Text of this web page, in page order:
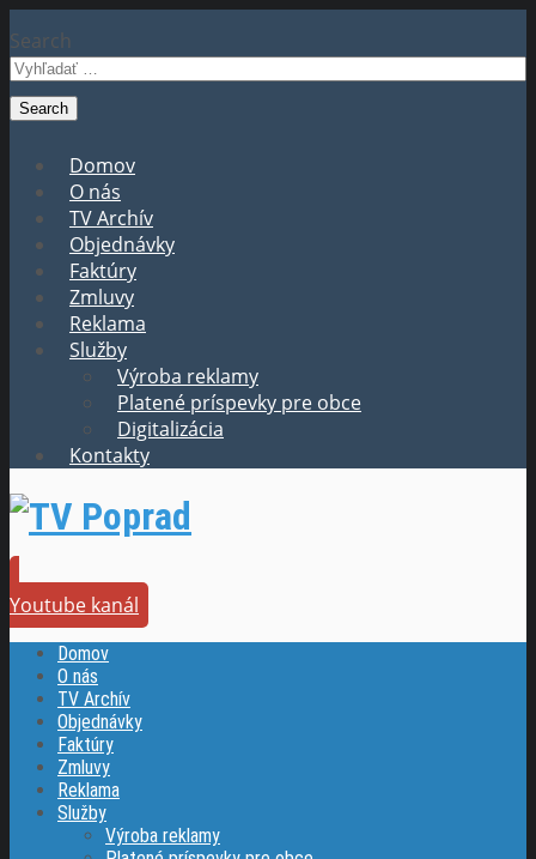
Search
Domov
O nás
TV Archív
Objednávky
Faktúry
Zmluvy
Reklama
Služby
Výroba reklamy
Platené príspevky pre obce
Digitalizácia
Kontakty
Youtube kanál
Domov
O nás
TV Archív
Objednávky
Faktúry
Zmluvy
Reklama
Služby
Výroba reklamy